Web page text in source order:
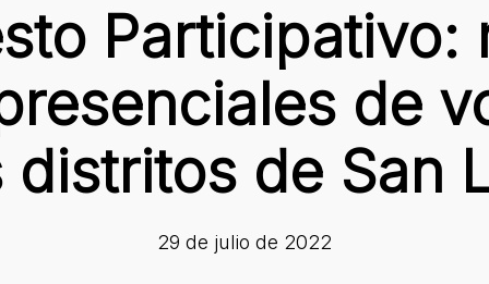
Participativo:
de
distritos de San
29 de julio de 2022